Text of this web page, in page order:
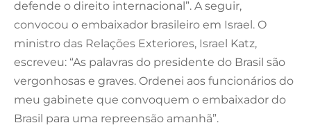
defende o direito internacional”. A seguir,
convocou o embaixador brasileiro em Israel. O
ministro das Relações Exteriores, Israel Katz,
escreveu: “As palavras do presidente do Brasil são
vergonhosas e graves. Ordenei aos funcionários do
meu gabinete que convoquem o embaixador do
Brasil para uma repreensão amanhã”.